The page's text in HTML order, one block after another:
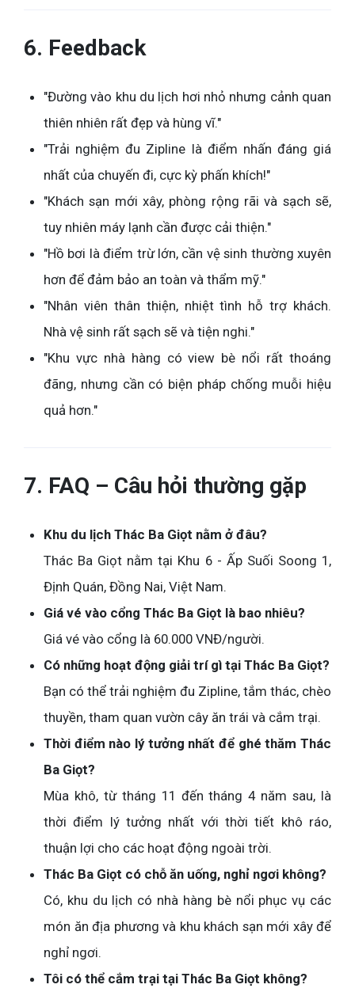
6. Feedback
"Đường vào khu du lịch hơi nhỏ nhưng cảnh quan
thiên nhiên rất đẹp và hùng vĩ."
"Trải nghiệm đu Zipline là điểm nhấn đáng giá
nhất của chuyến đi, cực kỳ phấn khích!"
"Khách sạn mới xây, phòng rộng rãi và sạch sẽ,
tuy nhiên máy lạnh cần được cải thiện."
"Hồ bơi là điểm trừ lớn, cần vệ sinh thường xuyên
hơn để đảm bảo an toàn và thẩm mỹ."
"Nhân viên thân thiện, nhiệt tình hỗ trợ khách.
Nhà vệ sinh rất sạch sẽ và tiện nghi."
"Khu vực nhà hàng có view bè nổi rất thoáng
đãng, nhưng cần có biện pháp chống muỗi hiệu
quả hơn."
7. FAQ – Câu hỏi thường gặp
Khu du lịch Thác Ba Giọt nằm ở đâu?
Thác Ba Giọt nằm tại Khu 6 - Ấp Suối Soong 1,
Định Quán, Đồng Nai, Việt Nam.
Giá vé vào cổng Thác Ba Giọt là bao nhiêu?
Giá vé vào cổng là 60.000 VNĐ/người.
Có những hoạt động giải trí gì tại Thác Ba Giọt?
Bạn có thể trải nghiệm đu Zipline, tắm thác, chèo
thuyền, tham quan vườn cây ăn trái và cắm trại.
Thời điểm nào lý tưởng nhất để ghé thăm Thác
Ba Giọt?
Mùa khô, từ tháng 11 đến tháng 4 năm sau, là
thời điểm lý tưởng nhất với thời tiết khô ráo,
thuận lợi cho các hoạt động ngoài trời.
Thác Ba Giọt có chỗ ăn uống, nghỉ ngơi không?
Có, khu du lịch có nhà hàng bè nổi phục vụ các
món ăn địa phương và khu khách sạn mới xây để
nghỉ ngơi.
Tôi có thể cắm trại tại Thác Ba Giọt không?